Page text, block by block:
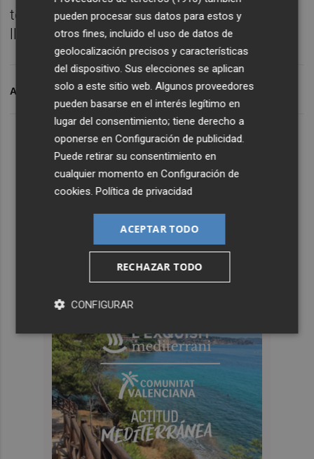
técnico del Comité, quien además hacía un
llamamiento a la responsabilidad.
ARCHIVADO EN LOS ALCÁZARES ABANILLA
pueden procesar sus datos para estos y
otros fines, incluido el uso de datos de
geolocalización precisos y características
del dispositivo. Sus elecciones se aplican
solo a este sitio web. Algunos proveedores
pueden basarse en el interés legítimo en
lugar del consentimiento; tiene derecho a
oponerse enConfiguración de publicidad
Puede retirar su consentimiento en
cualquier momento enConfiguración de
cookies .Política de privacidad
ACEPTAR TODO
RECHAZAR TODO
CONFIGURAR